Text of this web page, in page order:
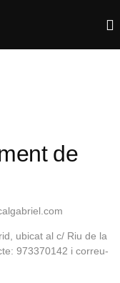
de
ubicat al c/ Riu de la
973370142 i correu-